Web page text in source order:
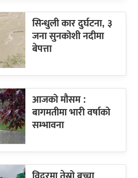
सिन्धुली कार दुर्घटना, ३
जना सुनकोशी नदीमा
बेपत्ता
आजको मौसम :
बागमतीमा भारी वर्षाको
सम्भावना